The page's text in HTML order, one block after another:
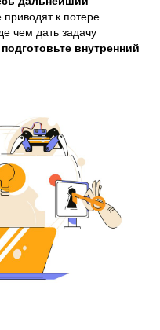
к потере
чем дать задачу
подготовьте внутренний